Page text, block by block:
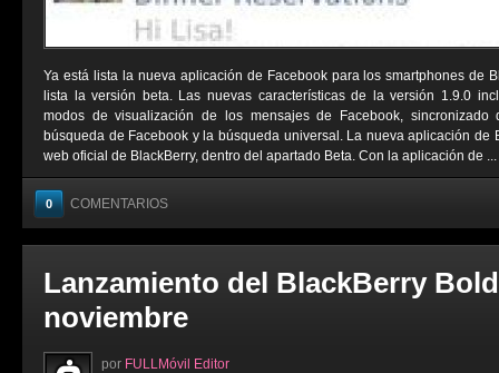
Ya está lista la nueva aplicación de Facebook para los smartphones de
lista la versión beta. Las nuevas características de la versión 1.9.0
modos de visualización de los mensajes de Facebook,
búsqueda de Facebook y la búsqueda universal. La nueva aplicación de
web oficial de BlackBerry, dentro del apartado Beta. Con la aplicación de ...
0 COMENTARIOS
Lanzamiento del BlackBerry
noviembre
por FULLMóvil Editor